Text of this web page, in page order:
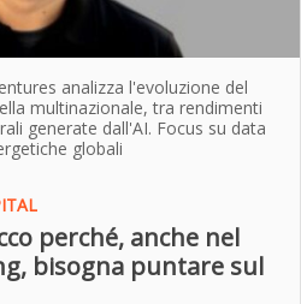
analizza l'evoluzione del
multinazionale, tra rendimenti
generate dall'AI. Focus su data
globali
perché, anche nel
bisogna puntare sul